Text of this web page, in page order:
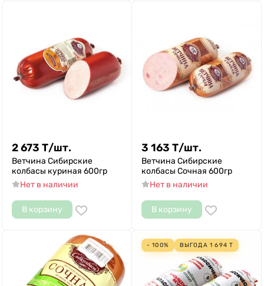
2 673 Т/шт.
Ветчина Сибирские
колбасы куриная 600гр
Нет в наличии
В корзину
3 163 Т/шт.
Ветчина Сибирские
колбасы Сочная 600гр
Нет в наличии
В корзину
- 100% ВЫГОДА 1 694 Т